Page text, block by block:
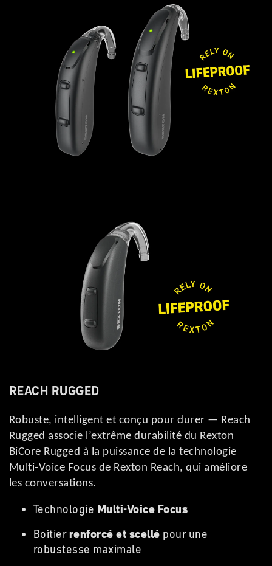
REACH RUGGED
Robuste, intelligent et conçu pour durer — Reach
Rugged associe l’extrême durabilité du Rexton
BiCore Rugged à la puissance de la technologie
Multi-Voice Focus de Rexton Reach, qui améliore
les conversations.
Technologie Multi-Voice Focus
Boîtierrenforcé et scellé pour une
robustesse maximale